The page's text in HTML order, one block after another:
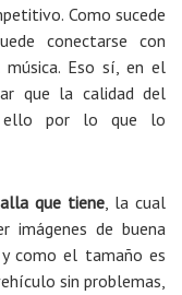
Como sucede
conectarse con
Eso sí, en el
que la calidad del
ello por lo que lo
que tiene, la cual
imágenes de buena
como el tamaño es
sin problemas,